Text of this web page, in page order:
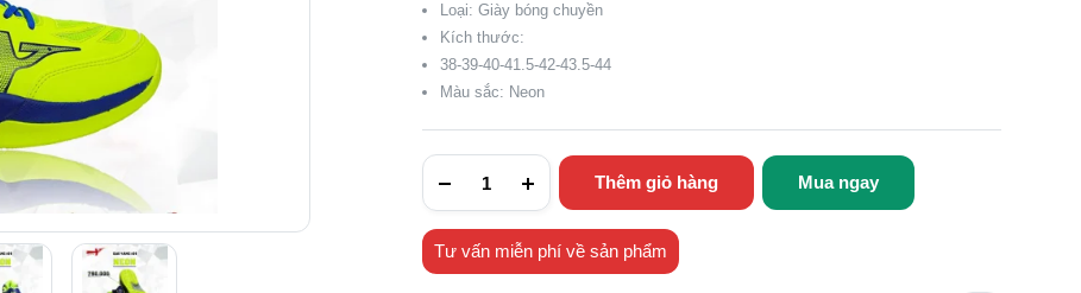
Loại: Giày bóng chuyền
Kích thước:
38-39-40-41.5-42-43.5-44
Màu sắc: Neon
Thêm giỏ hàng Mua ngay
Tư vấn miễn phí về sản phẩm